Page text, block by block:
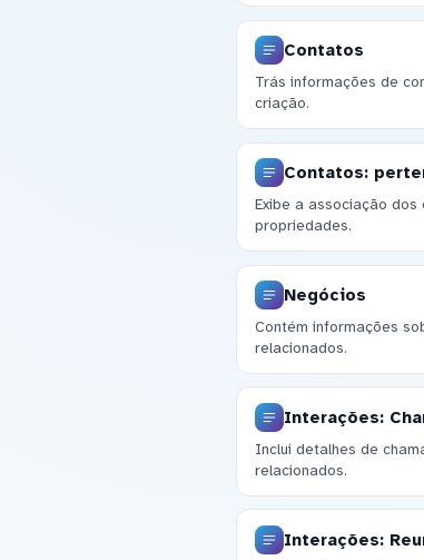
Contatos
Trás informações de
criação.
Contatos:
Exibe a associação
propriedades.
Negócios
Contém informações
relacionados.
Interações:
Inclui detalhes de
relacionados.
Interações: